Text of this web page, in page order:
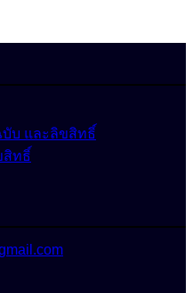
บ และลิขสิทธิ์
สิทธิ์